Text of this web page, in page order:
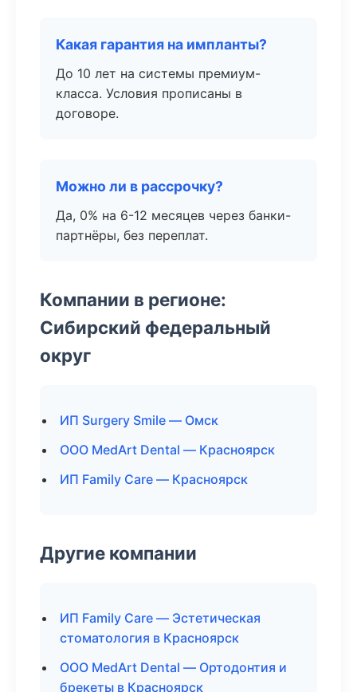
Какая гарантия на импланты?
До 10 лет на системы премиум-
класса. Условия прописаны в
договоре.
Можно ли в рассрочку?
Да, 0% на 6-12 месяцев через банки-
партнёры, без переплат.
Компании в регионе:
Сибирский федеральный
округ
ИП Surgery Smile — Омск
ООО MedArt Dental — Красноярск
ИП Family Care — Красноярск
Другие компании
ИП Family Care — Эстетическая
стоматология в Красноярск
ООО MedArt Dental — Ортодонтия и
брекеты в Красноярск